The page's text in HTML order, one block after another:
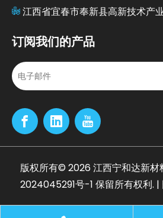
江西省宜春市奉新县高新技术产
订阅我们的产品
版权所有© 2026 江西宁和达新材
2024045291号-1 保留所有权利. |